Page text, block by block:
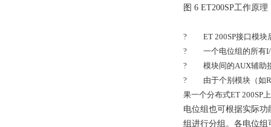
图 6 ET200SP工作原理
? ET 200SP接口模块
?
一个电位组的所有
?
模块间的AUX辅助
?
由于个别模块（如
果一个分布式ET 200SP
电位组也可根据实际
组进行分组。各电位组